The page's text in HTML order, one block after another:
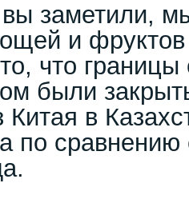
вы заметили,
и
что
были
Китая в
по